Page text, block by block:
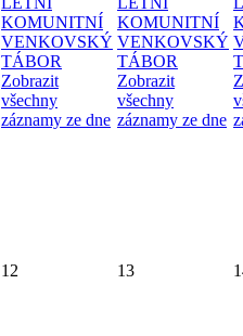
KOMUNITNÍ
VENKOVSKÝ
TÁBOR
Zobrazit
všechny
záznamy ze dne
KOMUNITNÍ
VENKOVSKÝ
TÁBOR
Zobrazit
všechny
záznamy ze dne
12 13